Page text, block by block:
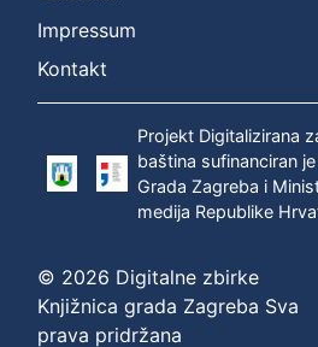
Impressum
Kontakt
Projekt Digitalizirana
baština sufinanciran
Grada Zagreba i
medija Republike
© 2026 Digitalne zbirke
Knjižnica grada Zagreba Sva
prava pridržana